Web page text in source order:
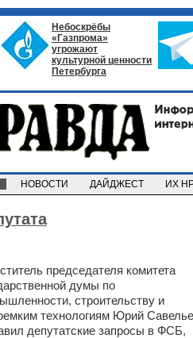
Небоскрёбы
«Газпрома»
угрожают
культурной ценности
Петербурга
НОВОСТИ ДАЙДЖЕСТ ИХ
председателя комитета
думы по
строительству и
технологиям Юрий
депутатские запросы в ФСБ,